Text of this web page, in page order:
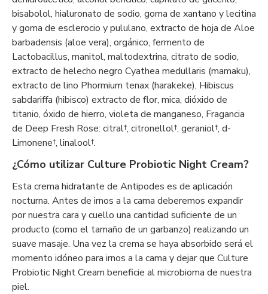
bisabolol, hialuronato de sodio, goma de xantano y lecitina
y goma de esclerocio y pululano, extracto de hoja de Aloe
barbadensis (aloe vera), orgánico, fermento de
Lactobacillus, manitol, maltodextrina, citrato de sodio,
extracto de helecho negro Cyathea medullaris (mamaku),
extracto de lino Phormium tenax (harakeke), Hibiscus
sabdariffa (hibisco) extracto de flor, mica, dióxido de
titanio, óxido de hierro, violeta de manganeso, Fragancia
de Deep Fresh Rose: citral†, citronellol†, geraniol†, d-
Limonene†, linalool†.
¿Cómo utilizar Culture Probiotic Night Cream?
Esta crema hidratante de Antipodes es de aplicación
nocturna. Antes de irnos a la cama deberemos expandir
por nuestra cara y cuello una cantidad suficiente de un
producto (como el tamaño de un garbanzo) realizando un
suave masaje. Una vez la crema se haya absorbido será el
momento idóneo para irnos a la cama y dejar que Culture
Probiotic Night Cream beneficie al microbioma de nuestra
piel.